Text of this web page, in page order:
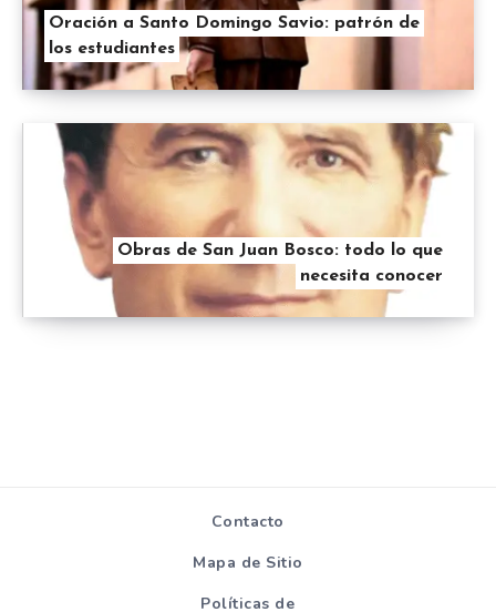
Oración a Santo Domingo Savio: patrón de
los estudiantes
Obras de San Juan Bosco: todo lo que
necesita conocer
Contacto
Mapa de Sitio
Políticas de